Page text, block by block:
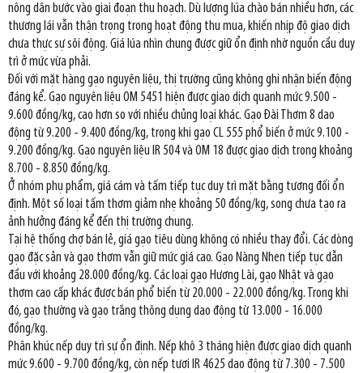
nông dân bước vào giai đoạn thu hoạch. Dù lượng lúa chào bán nhiều hơn, các
thương lái vẫn thận trọng trong hoạt động thu mua, khiến nhịp độ giao dịch
chưa thực sự sôi động. Giá lúa nhìn chung được giữ ổn định nhờ nguồn cầu duy
trì ở mức vừa phải.
Đối với mặt hàng gạo nguyên liệu, thị trường cũng không ghi nhận biến động
đáng kể. Gạo nguyên liệu OM 5451 hiện được giao dịch quanh mức 9.500 -
9.600 đồng/kg, cao hơn so với nhiều chủng loại khác. Gạo Đài Thơm 8 dao
động từ 9.200 - 9.400 đồng/kg, trong khi gạo CL 555 phổ biến ở mức 9.100 -
9.200 đồng/kg. Gạo nguyên liệu IR 504 và OM 18 được giao dịch trong khoảng
8.700 - 8.850 đồng/kg.
Ở nhóm phụ phẩm, giá cám và tấm tiếp tục duy trì mặt bằng tương đối ổn
định. Một số loại tấm thơm giảm nhẹ khoảng 50 đồng/kg, song chưa tạo ra
ảnh hưởng đáng kể đến thị trường chung.
Tại hệ thống chợ bán lẻ, giá gạo tiêu dùng không có nhiều thay đổi. Các dòng
gạo đặc sản và gạo thơm vẫn giữ mức giá cao. Gạo Nàng Nhen tiếp tục dẫn
đầu với khoảng 28.000 đồng/kg. Các loại gạo Hương Lài, gạo Nhật và gạo
thơm cao cấp khác được bán phổ biến từ 20.000 - 22.000 đồng/kg. Trong khi
đó, gạo thường và gạo trắng thông dụng dao động từ 13.000 - 16.000
đồng/kg.
Phân khúc nếp duy trì sự ổn định. Nếp khô 3 tháng hiện được giao dịch quanh
mức 9.600 - 9.700 đồng/kg, còn nếp tươi IR 4625 dao động từ 7.300 - 7.500